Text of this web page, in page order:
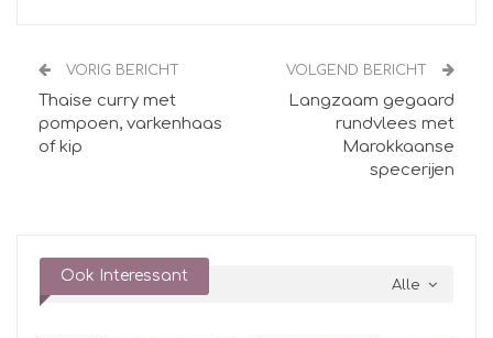
VORIG BERICHT
Thaise curry met
pompoen, varkenhaas
of kip
VOLGEND BERICHT
Langzaam gegaard
rundvlees met
Marokkaanse
specerijen
Alle
Ook Interessant